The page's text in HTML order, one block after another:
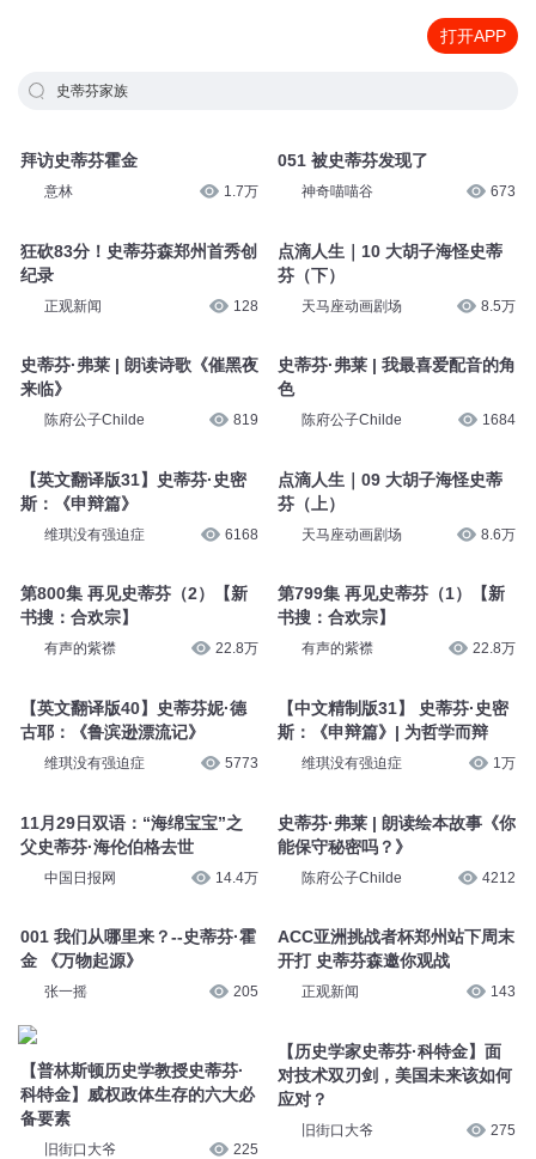
打开APP
史蒂芬家族
拜访史蒂芬霍金
意林 1.7万
狂砍83分！史蒂芬森郑州首秀创
纪录
正观新闻 128
史蒂芬·弗莱 | 朗读诗歌《催黑夜
来临》
陈府公子Childe 819
【英文翻译版31】史蒂芬·史密
斯：《申辩篇》
维琪没有强迫症 6168
第800集 再见史蒂芬（2）【新
书搜：合欢宗】
有声的紫襟 22.8万
【英文翻译版40】史蒂芬妮·德
古耶：《鲁滨逊漂流记》
维琪没有强迫症 5773
11月29日双语：“海绵宝宝”之
父史蒂芬·海伦伯格去世
中国日报网 14.4万
001 我们从哪里来？--史蒂芬·霍
金 《万物起源》
张一摇 205
【普林斯顿历史学教授史蒂芬·
科特金】威权政体生存的六大必
备要素
旧街口大爷 225
051 被史蒂芬发现了
神奇喵喵谷 673
点滴人生｜10 大胡子海怪史蒂
芬（下）
天马座动画剧场 8.5万
史蒂芬·弗莱 | 我最喜爱配音的角
色
陈府公子Childe 1684
点滴人生｜09 大胡子海怪史蒂
芬（上）
天马座动画剧场 8.6万
第799集 再见史蒂芬（1）【新
书搜：合欢宗】
有声的紫襟 22.8万
【中文精制版31】 史蒂芬·史密
斯：《申辩篇》| 为哲学而辩
维琪没有强迫症 1万
史蒂芬·弗莱 | 朗读绘本故事《你
能保守秘密吗？》
陈府公子Childe 4212
ACC亚洲挑战者杯郑州站下周末
开打 史蒂芬森邀你观战
正观新闻 143
【历史学家史蒂芬·科特金】面
对技术双刃剑，美国未来该如何
应对？
旧街口大爷 275